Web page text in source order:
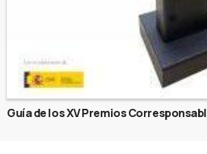
Guía de los XV Premios